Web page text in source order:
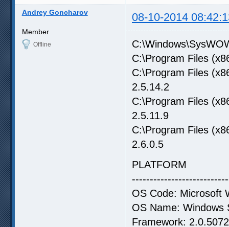
Andrey Goncharov 08-10-2014
Member
Offline
C:\Program Files
C:\Program Files
2.5.14.2
C:\Program Files
2.5.11.9
C:\Program Files
2.6.0.5
PLATFORM
OS Code: Microsoft
OS Name: Windows
Framework: